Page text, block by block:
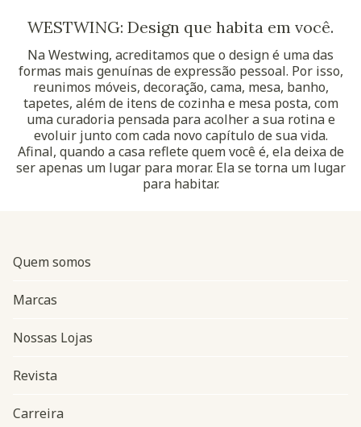
WESTWING: Design que habita em você.
Na Westwing, acreditamos que o design é uma das
formas mais genuínas de expressão pessoal. Por isso,
reunimos móveis, decoração, cama, mesa, banho,
tapetes, além de itens de cozinha e mesa posta, com
uma curadoria pensada para acolher a sua rotina e
evoluir junto com cada novo capítulo de sua vida.
Afinal, quando a casa reflete quem você é, ela deixa de
ser apenas um lugar para morar. Ela se torna um lugar
para habitar.
Quem somos
Marcas
Nossas Lojas
Revista
Carreira